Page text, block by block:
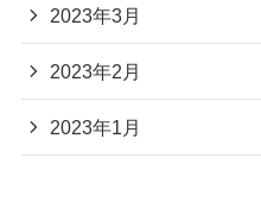
2023年3月
2023年2月
2023年1月